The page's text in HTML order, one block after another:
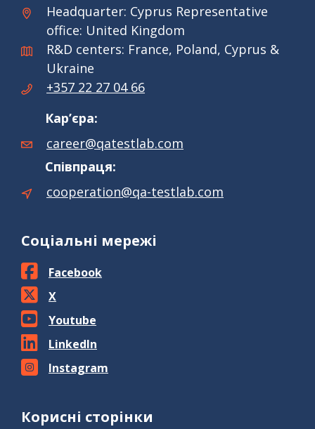
Headquarter: Cyprus Representative
office: United Kingdom
R&D centers: France, Poland, Cyprus &
Ukraine
+357 22 27 04 66
Кар’єра:
career@qatestlab.com
Співпраця:
cooperation@qa-testlab.com
Соціальні мережі
Facebook
X
Youtube
LinkedIn
Instagram
Корисні сторінки